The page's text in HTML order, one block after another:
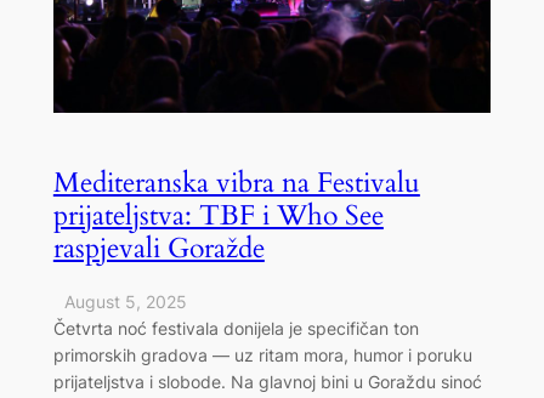
Mediteranska vibra na Festivalu
prijateljstva: TBF i Who See
raspjevali Goražde
August 5, 2025
Četvrta noć festivala donijela je specifičan ton
primorskih gradova — uz ritam mora, humor i poruku
prijateljstva i slobode. Na glavnoj bini u Goraždu sinoć